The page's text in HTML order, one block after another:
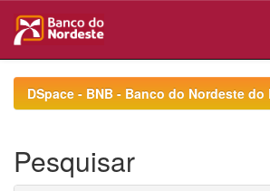
navigationDSpace - BNB - Banco do Nordeste do
Pesquisar